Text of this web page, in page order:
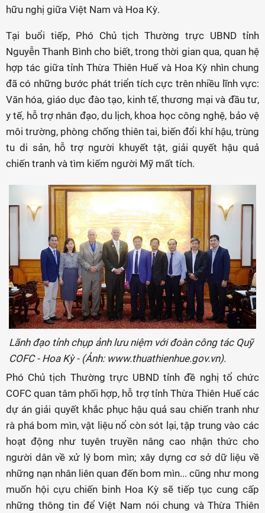
hữu nghị giữa Việt Nam và Hoa Kỳ.
Tại buổi tiếp, Phó Chủ tịch Thường trực UBND tỉnh
Nguyễn Thanh Bình cho biết, trong thời gian qua, quan hệ
hợp tác giữa tỉnh Thừa Thiên Huế và Hoa Kỳ nhìn chung
đã có những bước phát triển tích cực trên nhiều lĩnh vực:
Văn hóa, giáo dục đào tạo, kinh tế, thương mại và đầu tư,
y tế, hỗ trợ nhân đạo, du lịch, khoa học công nghệ, bảo vệ
môi trường, phòng chống thiên tai, biến đổi khí hậu, trùng
tu di sản, hỗ trợ người khuyết tật, giải quyết hậu quả
chiến tranh và tìm kiếm người Mỹ mất tích.
Lãnh đạo tỉnh chụp ảnh lưu niệm với đoàn công tác Quỹ
COFC - Hoa Kỳ - (Ảnh: www.thuathienhue.gov.vn).
Phó Chủ tịch Thường trực UBND tỉnh đề nghị tổ chức
COFC quan tâm phối hợp, hỗ trợ tỉnh Thừa Thiên Huế các
dự án giải quyết khắc phục hậu quả sau chiến tranh như
rà phá bom mìn, vật liệu nổ còn sót lại, tập trung vào các
hoạt động như tuyên truyền nâng cao nhận thức cho
người dân về xử lý bom mìn; xây dựng cơ sở dữ liệu về
những nạn nhân liên quan đến bom mìn... cũng như mong
muốn hội cựu chiến binh Hoa Kỳ sẽ tiếp tục cung cấp
những thông tin để Việt Nam nói chung và Thừa Thiên